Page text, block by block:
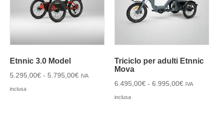
Etnnic 3.0 Model
5.295,00€ - 5.795,00€ IVA
inclusa
Triciclo per adulti Etnnic
Mova
6.495,00€ - 6.995,00€ IVA
inclusa